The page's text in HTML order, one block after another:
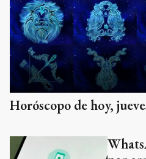
Horóscopo de hoy,